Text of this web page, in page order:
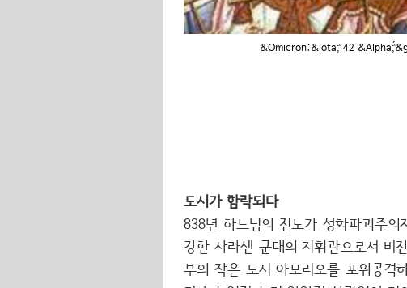
&Omicron;&iota;̔ 42
도시가 함락되다
838년 하느님의 진노가 성화파괴주
강한 사라센 군대의 지휘관으로서 비
부의 작은 도시 아모리오를 포위공격